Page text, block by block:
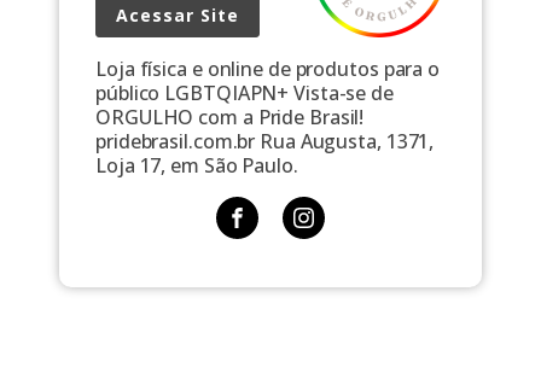
Acessar Site
Loja física e online de produtos para o
público LGBTQIAPN+ Vista-se de
ORGULHO com a Pride Brasil!
pridebrasil.com.br Rua Augusta, 1371,
Loja 17, em São Paulo.